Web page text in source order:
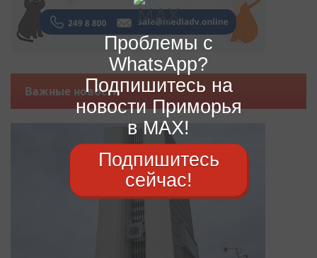
Важные новости
Проблемы с
WhatsApp?
Подпишитесь на
новости Приморья
в MAX!
Подпишитесь
сейчас!